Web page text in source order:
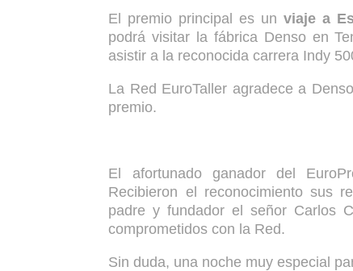
El premio principal es unviaje a
podrá visitar la fábrica Denso en
asistir a la reconocida carrera Indy
La Red EuroTaller agradece a
premio.
El afortunado ganador del
Recibieron el reconocimiento sus
padre y fundador el señor Carlos
comprometidos con la Red.
Sin duda, una noche muy especial